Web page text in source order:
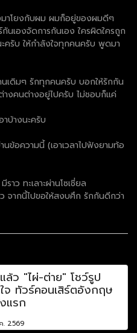
งมาโยงกับผม ผมก็อยู่ของผมดีๆ
นเองจัดการกันเอง ใครผิดใครถูก
รับ ให้กำลังใจทุกคนครับ พูดมา
นเดิมๆ รักทุกคนครับ บอกให้รักกัน
งคนต่างอยู่ไปครับ ไม่ชอบก็แค่
บ้างนะครับ
ข้อความนี้ (เอาเวลาไปฟังยามท้อ
าว ทะเลาะผ่านโซเชี่ยล
จากนี้ไปขอให้สงบศึก รักกันดีกว่า
ล้ว "ไผ่-ต่าย" โชว์รูป
จ ทัวร์คอนเสิร์ตอังกฤษ
แรก
. 2569